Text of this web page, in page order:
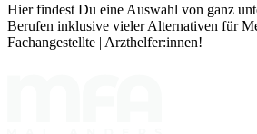
Hier findest Du eine Auswahl von ganz
Berufen inklusive vieler Alternativen für
Fachangestellte | Arzthelfer:innen!